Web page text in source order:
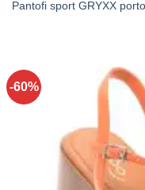
Pantofi sport GRYXX
-60%